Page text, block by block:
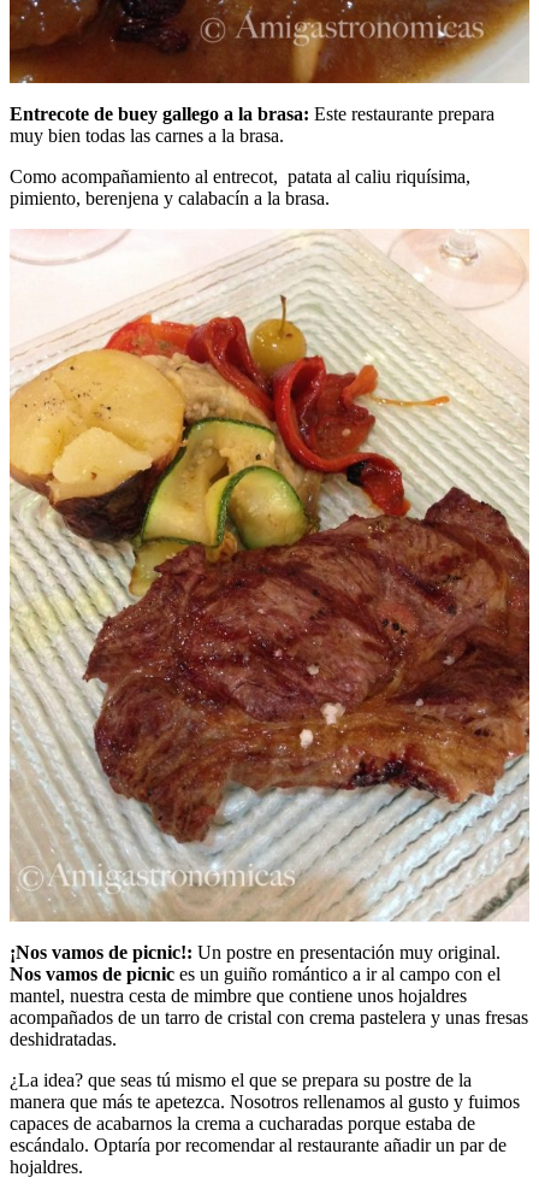
Entrecote de buey gallego a la brasa: Este restaurante prepara
muy bien todas las carnes a la brasa.
Como acompañamiento al entrecot, patata al caliu riquísima,
pimiento, berenjena y calabacín a la brasa.
¡Nos vamos de picnic!: Un postre en presentación muy original.
Nos vamos de picnic es un guiño romántico a ir al campo con el
mantel, nuestra cesta de mimbre que contiene unos hojaldres
acompañados de un tarro de cristal con crema pastelera y unas fresas
deshidratadas.
¿La idea? que seas tú mismo el que se prepara su postre de la
manera que más te apetezca. Nosotros rellenamos al gusto y fuimos
capaces de acabarnos la crema a cucharadas porque estaba de
escándalo. Optaría por recomendar al restaurante añadir un par de
hojaldres.